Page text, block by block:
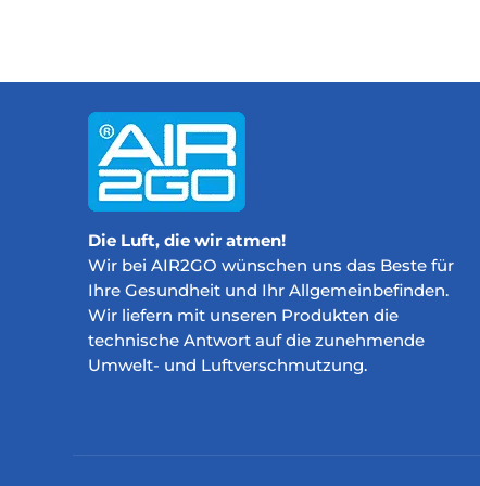
Die Luft, die wir atmen!
Wir bei AIR2GO wünschen uns das Beste für
Ihre Gesundheit und Ihr Allgemeinbefinden.
Wir liefern mit unseren Produkten die
technische Antwort auf die zunehmende
Umwelt- und Luftverschmutzung.